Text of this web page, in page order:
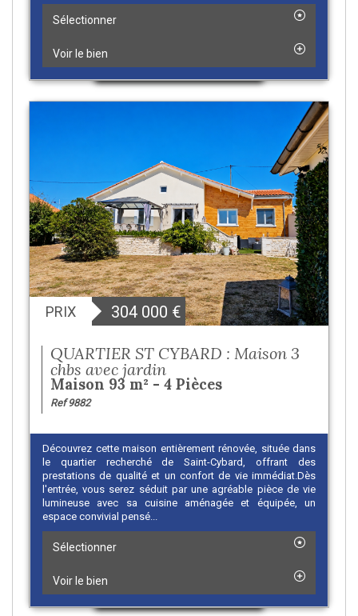
Sélectionner
Voir le bien
PRIX 304 000 €
QUARTIER ST CYBARD : Maison 3
chbs avec jardin
Maison 93 m² - 4 Pièces
Ref 9882
Découvrez cette maison entièrement rénovée, située dans
le quartier recherché de Saint-Cybard, offrant des
prestations de qualité et un confort de vie immédiat.Dès
l'entrée, vous serez séduit par une agréable pièce de vie
lumineuse avec sa cuisine aménagée et équipée, un
espace convivial pensé...
Sélectionner
Voir le bien